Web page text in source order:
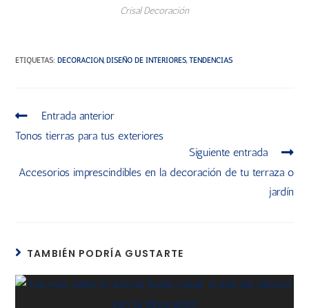
Crisal Decoración
ETIQUETAS:DECORACIÓN, DISEÑO DE INTERIORES TENDENCIAS
Entrada anterior
Tonos tierras para tus exteriores
Siguiente entrada
Accesorios imprescindibles en la decoración de tu terraza o
jardín
TAMBIÉN PODRÍA GUSTARTE